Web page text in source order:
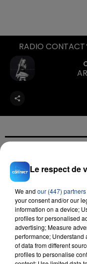
FIL D'ACTU
Le respect de
We and our (447) partners
your consent and/or our
information on a device;
profiles for personalised
advertising; Measure
performance; Understand
of data from different
profiles to personalise